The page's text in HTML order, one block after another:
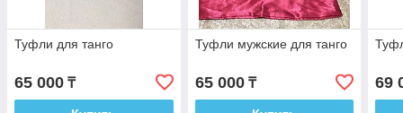
Туфли для танго
65 000 ₸
Туфли мужские для танго
65 000₸ 69